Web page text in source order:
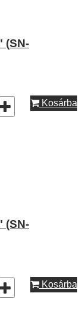
(SN-
Kosárba
(SN-
Kosárba